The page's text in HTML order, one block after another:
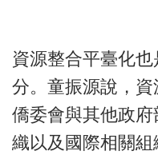
資源整合平臺化
分。童振源說，資
僑委會與其他政
織以及國際相關組